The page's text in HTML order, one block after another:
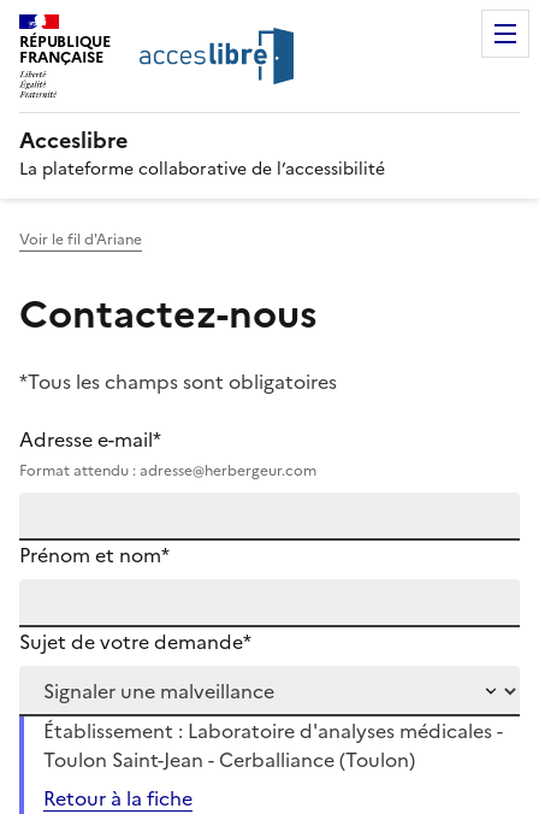
RÉPUBLIQUE
FRANÇAISE
Acceslibre
La plateforme collaborative de l’accessibilité
Voir le fil d'Ariane
Contactez-nous
*Tous les champs sont obligatoires
Adresse e-mail*
Format attendu : adresse@herbergeur.com
Prénom et nom*
Sujet de votre demande*
Établissement : Laboratoire d'analyses médicales -
Toulon Saint-Jean - Cerballiance (Toulon)
Retour à la fiche